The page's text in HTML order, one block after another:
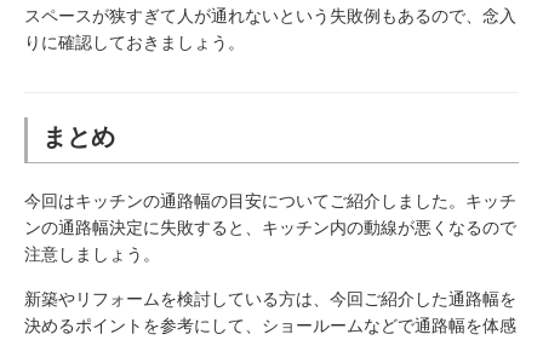
スペースが狭すぎて人が通れないという失敗例もあるので、念入
りに確認しておきましょう。
まとめ
今回はキッチンの通路幅の目安についてご紹介しました。キッチ
ンの通路幅決定に失敗すると、キッチン内の動線が悪くなるので
注意しましょう。
新築やリフォームを検討している方は、今回ご紹介した通路幅を
決めるポイントを参考にして、ショールームなどで通路幅を体感